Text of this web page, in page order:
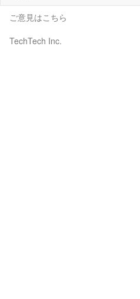
ご意見はこちら
TechTech Inc.